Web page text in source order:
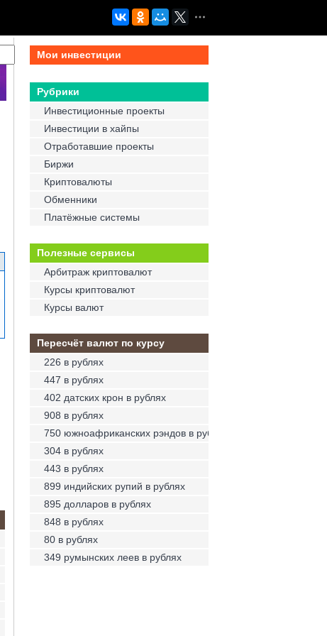
Мои инвестиции
Рубрики
Инвестиционные проекты
Инвестиции в хайпы
Отработавшие проекты
Биржи
Криптовалюты
Обменники
Платёжные системы
Полезные сервисы
Арбитраж криптовалют
Курсы криптовалют
Курсы валют
Пересчёт валют по курсу
226 в рублях
447 в рублях
402 датских крон в рублях
908 в рублях
750 южноафриканских рэндов в рублях
304 в рублях
443 в рублях
899 индийских рупий в рублях
895 долларов в рублях
848 в рублях
80 в рублях
349 румынских леев в рублях